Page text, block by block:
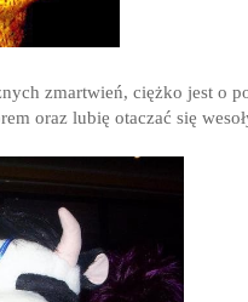
zmartwień, ciężko jest o
oraz lubię otaczać się